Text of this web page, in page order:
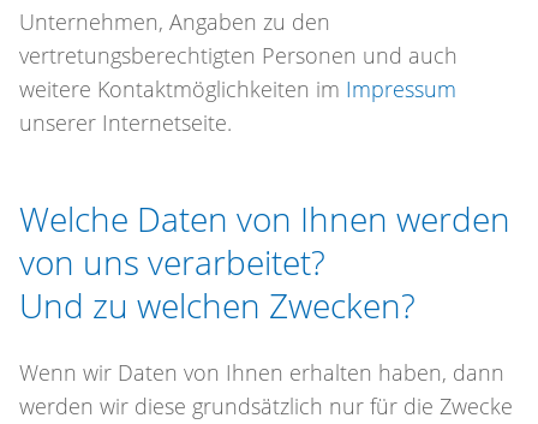
Unternehmen, Angaben zu den
vertretungsberechtigten Personen und auch
weitere Kontaktmöglichkeiten im Impressum
unserer Internetseite.
Welche Daten von Ihnen werden
von uns verarbeitet?
Und zu welchen Zwecken?
Wenn wir Daten von Ihnen erhalten haben, dann
werden wir diese grundsätzlich nur für die Zwecke